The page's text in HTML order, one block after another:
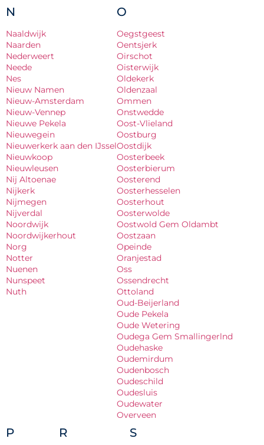
N
Naaldwijk
Naarden
Nederweert
Neede
Nes
Nieuw Namen
Nieuw-Amsterdam
Nieuw-Vennep
Nieuwe Pekela
Nieuwegein
Nieuwerkerk aan den IJssel
Nieuwkoop
Nieuwleusen
Nij Altoenae
Nijkerk
Nijmegen
Nijverdal
Noordwijk
Noordwijkerhout
Norg
Notter
Nuenen
Nunspeet
Nuth
O
Oegstgeest
Oentsjerk
Oirschot
Oisterwijk
Oldekerk
Oldenzaal
Ommen
Onstwedde
Oost-Vlieland
Oostburg
Oostdijk
Oosterbeek
Oosterbierum
Oosterend
Oosterhesselen
Oosterhout
Oosterwolde
Oostwold Gem Oldambt
Oostzaan
Opeinde
Oranjestad
Oss
Ossendrecht
Ottoland
Oud-Beijerland
Oude Pekela
Oude Wetering
Oudega Gem Smallingerlnd
Oudehaske
Oudemirdum
Oudenbosch
Oudeschild
Oudesluis
Oudewater
Overveen
P R S